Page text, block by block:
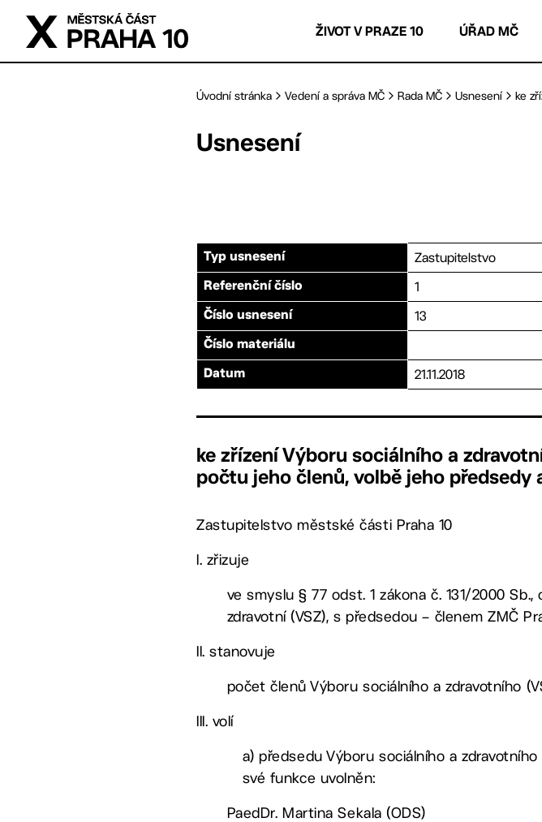
Přejít na hlavní obsah
ŽIVOT V PRAZE 10 ÚŘAD MČ
Úvodní stránka Vedení a správa MČ Rada MČ Usnesení ke
Usnesení
Typ usnesení Zastupitelstvo
Referenční číslo 1
Číslo usnesení 13
Číslo materiálu
Datum 21.11.2018
ke zřízení Výboru sociálního a
počtu jeho členů, volbě jeho předsedy
Zastupitelstvo městské části Praha 10
I. zřizuje
ve smyslu § 77 odst. 1 zákona č. 131/2000
zdravotní (VSZ), s předsedou – členem ZMČ
II. stanovuje
počet členů Výboru sociálního a zdravotního
III. volí
a) předsedu Výboru sociálního a
své funkce uvolněn:
PaedDr. Martina Sekala (ODS)